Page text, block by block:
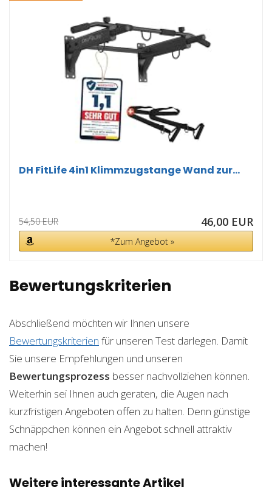
DH FitLife 4in1 Klimmzugstange Wand zur...
54,50 EUR 46,00 EUR
*Zum Angebot »
Bewertungskriterien
Abschließend möchten wir Ihnen unsere
Bewertungskriterien für unseren Test darlegen. Damit
Sie unsere Empfehlungen und unseren
Bewertungsprozess besser nachvollziehen können.
Weiterhin sei Ihnen auch geraten, die Augen nach
kurzfristigen Angeboten offen zu halten. Denn günstige
Schnäppchen können ein Angebot schnell attraktiv
machen!
Weitere interessante Artikel